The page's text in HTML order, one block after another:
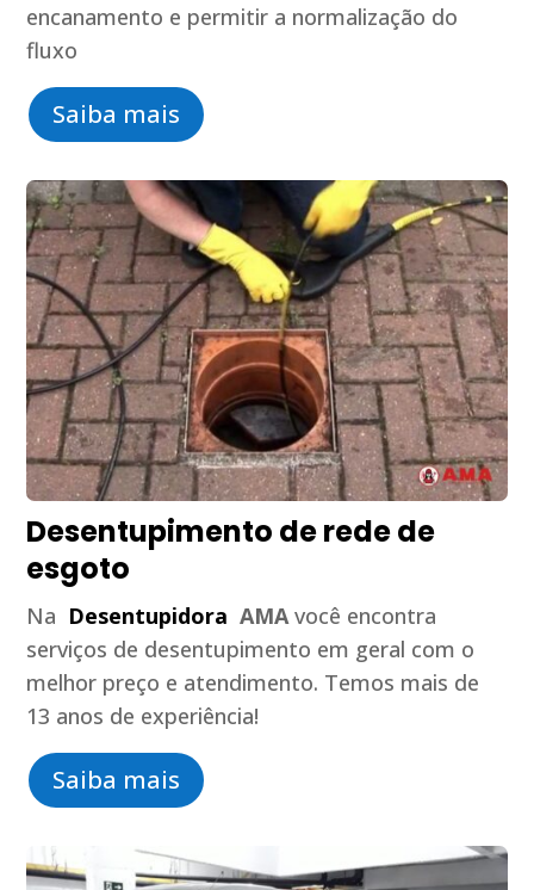
encanamento e permitir a normalização do
fluxo
Saiba mais
Desentupimento de rede de
esgoto
Na Desentupidora AMAvocê encontra
serviços de desentupimento em geral com o
melhor preço e atendimento. Temos mais de
13 anos de experiência!
Saiba mais